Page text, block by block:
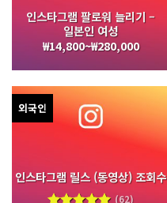
인스타그램 팔로워 늘리기 –
일본인 여성
₩14,800~₩280,000
외국인
인스타그램 릴스 (동영상) 조회수
(62)